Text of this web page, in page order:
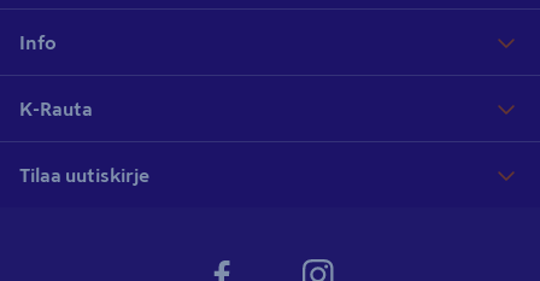
Info
K-Rauta
Tilaa uutiskirje